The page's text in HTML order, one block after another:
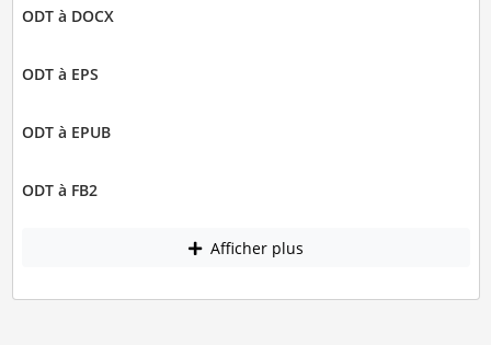
ODT à DOCX
ODT à EPS
ODT à EPUB
ODT à FB2
Afficher plus